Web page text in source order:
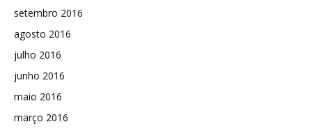
setembro 2016
agosto 2016
julho 2016
junho 2016
maio 2016
março 2016